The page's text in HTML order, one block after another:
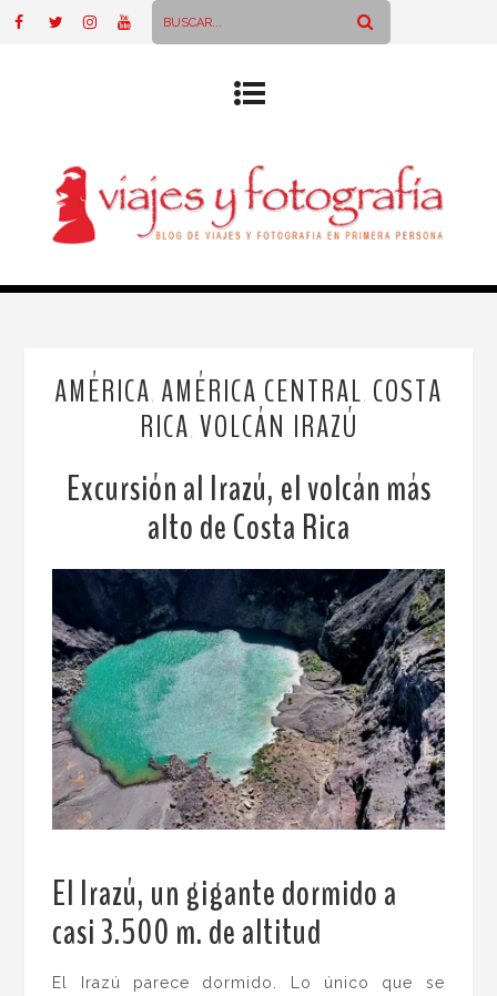
AMÉRICA AMÉRICA CENTRAL COSTA
RICA VOLCÁN IRAZÚ
Excursión al Irazú, el volcán más
alto de Costa Rica
El Irazú, un gigante dormido a
casi 3.500 m. de altitud
El Irazú parece dormido. Lo único que se